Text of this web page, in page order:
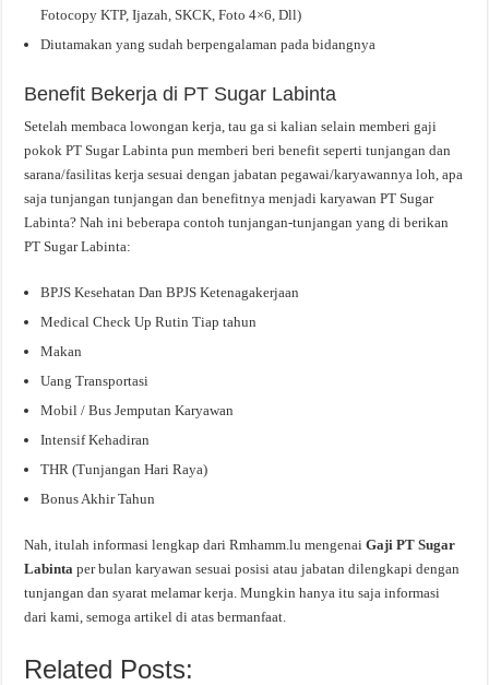
Fotocopy KTP, Ijazah, SKCK, Foto 4×6, Dll)
Diutamakan yang sudah berpengalaman pada bidangnya
Benefit Bekerja di PT Sugar Labinta
Setelah membaca lowongan kerja, tau ga si kalian selain memberi gaji
pokok PT Sugar Labinta pun memberi beri benefit seperti tunjangan dan
sarana/fasilitas kerja sesuai dengan jabatan pegawai/karyawannya loh, apa
saja tunjangan tunjangan dan benefitnya menjadi karyawan PT Sugar
Labinta? Nah ini beberapa contoh tunjangan-tunjangan yang di berikan
PT Sugar Labinta:
BPJS Kesehatan Dan BPJS Ketenagakerjaan
Medical Check Up Rutin Tiap tahun
Makan
Uang Transportasi
Mobil / Bus Jemputan Karyawan
Intensif Kehadiran
THR (Tunjangan Hari Raya)
Bonus Akhir Tahun
Nah, itulah informasi lengkap dari Rmhamm.lu mengenaiGaji PT Sugar
Labintaper bulan karyawan sesuai posisi atau jabatan dilengkapi dengan
tunjangan dan syarat melamar kerja. Mungkin hanya itu saja informasi
dari kami, semoga artikel di atas bermanfaat.
Related Posts: